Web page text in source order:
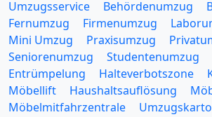
Umzugsservice Behördenumzug
Fernumzug
Firmenumzug
Mini Umzug
Praxisumzug
Seniorenumzug
Studentenumzug
Entrümpelung
Halteverbotszone
Möbellift
Haushaltsauflösung
Möbelmitfahrzentrale